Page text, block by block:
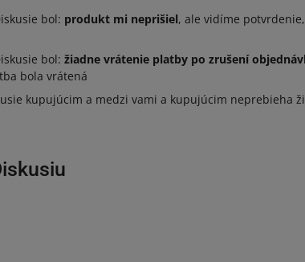
bol: produkt mi neprišiel, ale vidíme
bol:žiadne vrátenie platby po zrušení
bola vrátená
kupujúcim a medzi vami a kupujúcim neprebieha